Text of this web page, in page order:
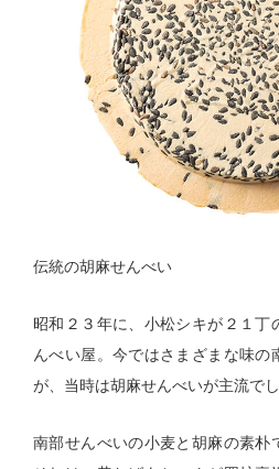
伝統の胡麻せんべい
昭和２３年に、小松シキが２１丁
んべい屋。今ではさまざまな味の
が、当時は胡麻せんべいが主流でし
南部せんべいの小麦と胡麻の素朴